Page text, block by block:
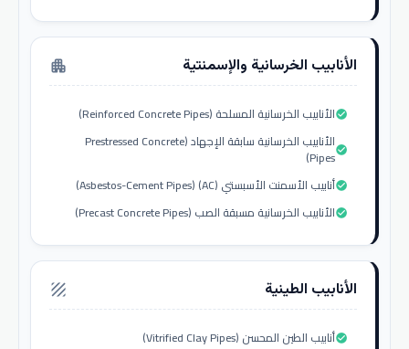
الأنابيب الخرسانية والإسمنتية apartment
الأنابيب الخرسانية المسلحة (Reinforced Concrete Pipes)check_circle
الأنابيب الخرسانية سابقة الإجهاد (Prestressed Concrete
Pipes)check_circle
أنابيب الأسمنت الأسبستي (AC) (Asbestos-Cement Pipes)check_circle
الأنابيب الخرسانية مسبقة الصب (Precast Concrete Pipes)check_circle
الأنابيب الطينية texture
أنابيب الطين المحسن (Vitrified Clay Pipes)check_circle